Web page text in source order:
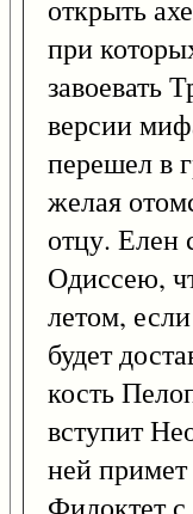
открыть
при
завоевать
версии
перешел в
желая
отцу. Елен
Одиссею,
летом,
будет
кость
вступит
ней примет